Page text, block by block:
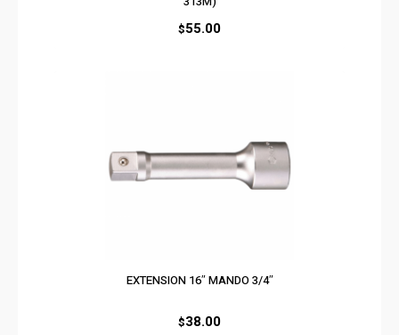
$55.00
EXTENSION 16″ MANDO 3/4″
$38.00